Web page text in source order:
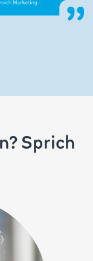
Sprich